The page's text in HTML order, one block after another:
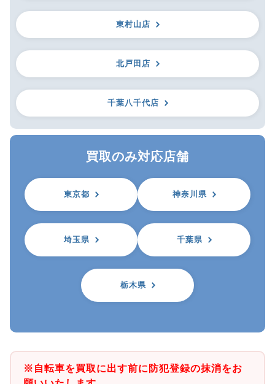
東村山店
北戸田店
千葉八千代店
買取のみ対応店舗
東京都 神奈川県
埼玉県 千葉県
栃木県
※自転車を買取に出す前に防犯登録の抹消をお